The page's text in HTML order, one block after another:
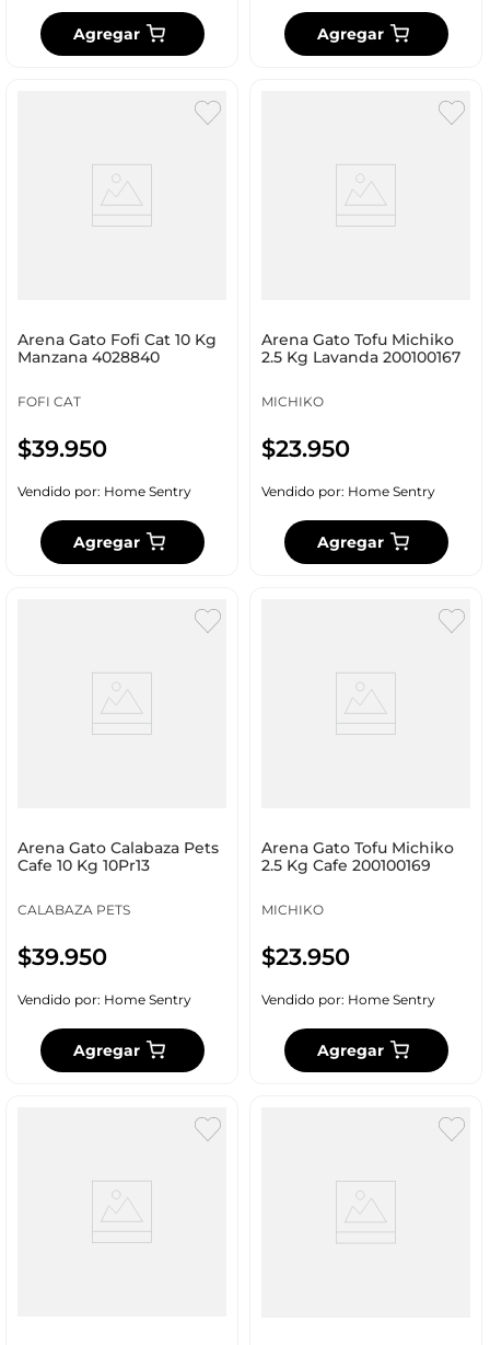
Agregar Agregar
Arena Gato Fofi Cat 10 Kg
Manzana 4028840
FOFI CAT
$39.950
Vendido por: Home Sentry
Agregar
Arena Gato Tofu Michiko
2.5 Kg Lavanda 200100167
MICHIKO
$23.950
Vendido por: Home Sentry
Agregar
Arena Gato Calabaza Pets
Cafe 10 Kg 10Pr13
CALABAZA PETS
$39.950
Vendido por: Home Sentry
Agregar
Arena Gato Tofu Michiko
2.5 Kg Cafe 200100169
MICHIKO
$23.950
Vendido por: Home Sentry
Agregar